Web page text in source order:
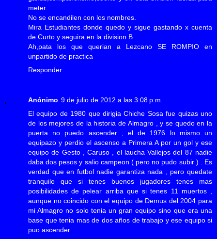
meter.
No se encandilen con los nombres.
Mira Estudiantes donde quedo y sigue gastando x cuenta
de Curto y seguira en la division B
Ah,pata los que querian a Lezcano SE ROMPIO en
unpartido de practica
Responder
Anónimo 9 de julio de 2012 a las 3:08 p.m.
El equipo de 1980 que dirigia Chiche Sosa fue quizas uno
de los mejores de la historia de Almagro , y se quedo en la
puerta no puedo ascender , el de 1976 lo mismo un
equipazo y perdio el ascenso a Primera A por un gol y ese
equipo de Gesto , Caruso , el laucha Vallejos del 87 nadie
daba dos pesos y salio campeon ( pero no pudo subir ) . Es
verdad que en futbol nadie garantiza nada , pero quedate
tranquilo que si tenes buenos jugadores tenes mas
posibilidades de pelear arriba que si tenes 11 muertos ,
aunque no coincido con el equipo de Demus del 2004 para
mi Almagro no solo tenia un gran equipo sino que era una
base que tenia mas de dos años de trabajo y ese equipo si
puo ascender